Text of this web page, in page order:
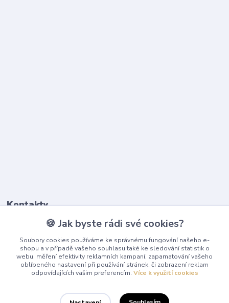
Kontakty
(Po-Pá, 9-17 hod.)
info@playcentrum.cz
🍪 Jak byste rádi své cookies?
Soubory cookies používáme ke správnému fungování našeho e-
shopu a v případě vašeho souhlasu také ke sledování statistik o
webu, měření efektivity reklamních kampaní, zapamatování vašeho
oblíbeného nastavení při používání stránek, či zobrazení reklam
odpovídajících vašim preferencím. Více k využití cookies